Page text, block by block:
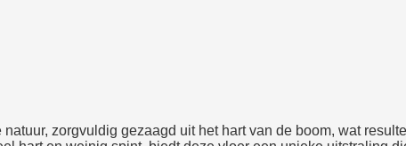
zorgvuldig gezaagd uit het hart van de boom, wat